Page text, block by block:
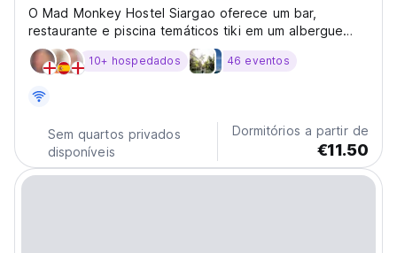
O Mad Monkey Hostel Siargao oferece um bar,
restaurante e piscina temáticos tiki em um albergue
totalmente climatizado, localizado a apenas 7 minutos
a pé da Cloud 9.10+ hospedados 46 eventos
Sem quartos privados
disponíveis
Dormitórios a partir de
€11.50